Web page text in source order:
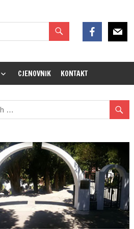
CJENOVNIK KONTAKT